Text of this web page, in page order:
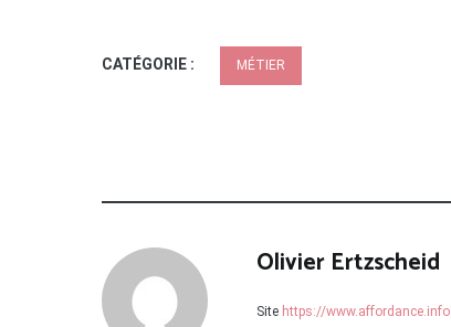
CATÉGORIE : MÉTIER
Olivier Ertzscheid
Site https://www.affordance.info